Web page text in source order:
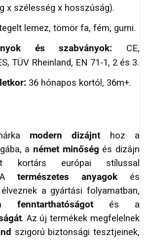
x szélesség x hosszúság).
lemez, tömör fa, fém, gumi.
és szabványok: CE,
TÜV Rheinland, EN 71-1, 2 és 3.
36 hónapos kortól, 36m+.
modern dizájnt hoz a
a német minőség és dizájn
kortárs európai stílussal
A természetes anyagok és
a gyártási folyamatban,
a fenntarthatóságot és a
. Az új termékek megfelelnek
szigorú biztonsági tesztjeinek,